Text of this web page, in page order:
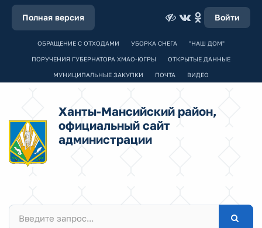
Полная версия Войти
ОБРАЩЕНИЕ С ОТХОДАМИ УБОРКА СНЕГА "НАШ ДОМ"
ПОРУЧЕНИЯ ГУБЕРНАТОРА ХМАО-ЮГРЫ ОТКРЫТЫЕ ДАННЫЕ
МУНИЦИПАЛЬНЫЕ ЗАКУПКИ ПОЧТА ВИДЕО
Ханты-Мансийский район,
официальный сайт
администрации